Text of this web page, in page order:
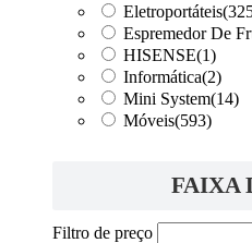
Eletroportáteis
Espremedor De
HISENSE(1)
Informática(2)
Mini System(14)
Móveis(593)
FAIXA
Filtro de preço